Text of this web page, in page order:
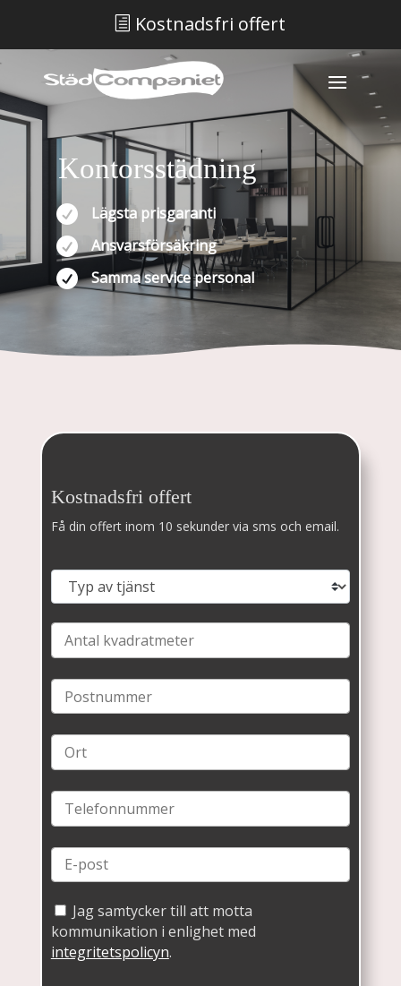
h Kostnadsfri offert
Kontorsstädning
 Lägsta prisgaranti
 Ansvarsförsäkring
 Samma service personal
Kostnadsfri offert
Få din offert inom 10 sekunder via sms och email.
Jag samtycker till att motta
kommunikation i enlighet med
integritetspolicyn.